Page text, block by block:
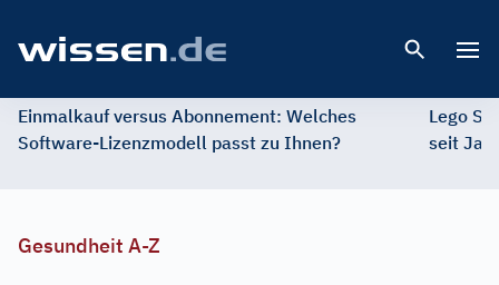
Einmalkauf versus Abonnement: Welches
Software-Lizenzmodell passt zu Ihnen?
Lego
seit
Gesundheit A-Z